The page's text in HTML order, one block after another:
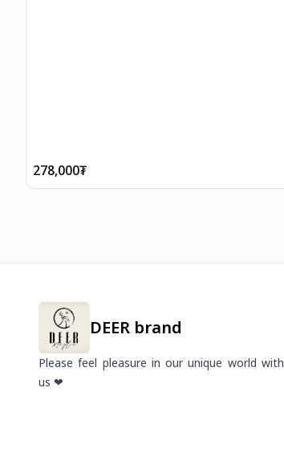
278,000₮
DEER brand
Please feel pleasure in our unique world with
us ❤